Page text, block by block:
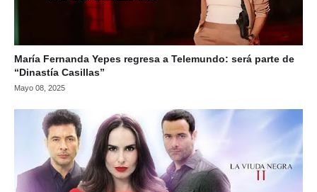
María Fernanda Yepes regresa a Telemundo: será parte de
“Dinastía Casillas”
Mayo 08, 2025